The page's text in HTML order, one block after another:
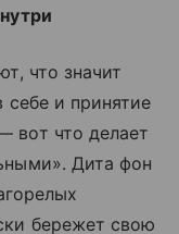
что значит
себе и принятие
вот что делает
Дита фон
бережет свою